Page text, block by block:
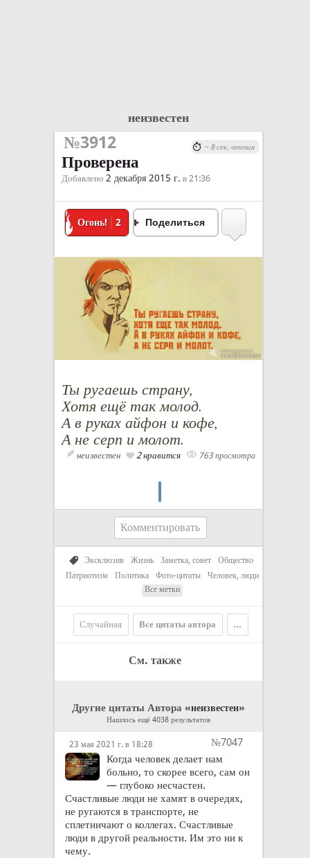
неизвестен
№3912
Проверена
Добавлено 2 декабря 2015 г. в 21:36
Огонь! 2 Поделиться
Ты ругаешь страну,
Хотя ещё так молод.
А в руках айфон и кофе,
А не серп и молот.
неизвестен 2 нравится 763 просмотра
~ 8 сек. чтения
Комментировать
Эксклюзив Жизнь Заметка, совет
Общество
Патриотизм
Политика Фото-цитаты
Человек, люди
Все метки
Случайная Все цитаты автора ...
См. также
Другие цитаты Автора «неизвестен»
Нашлось ещё 4038 результатов
23 мая 2021 г. в 18:28
№7047
Когда человек делает нам
больно, то скорее всего, сам он
— глубоко несчастен.
Счастливые люди не хамят в очередях,
не ругаются в транспорте, не
сплетничают о коллегах. Счастливые
люди в другой реальности. Им это ни к
чему.